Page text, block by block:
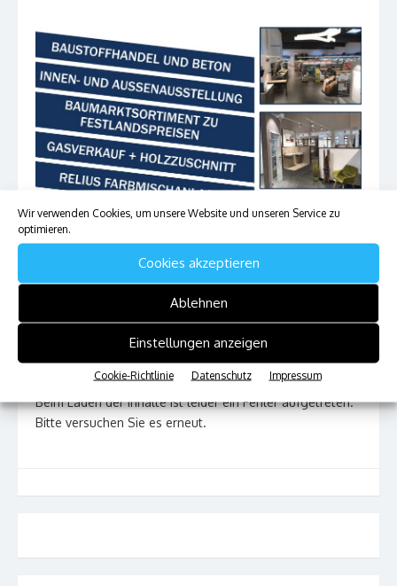
Wir verwenden Cookies, um unsere Website und unseren Service zu
optimieren.
Cookies akzeptieren
Ablehnen
Einstellungen anzeigen
Cookie-Richtlinie Datenschutz Impressum
Beim Laden der Inhalte ist leider ein Fehler aufgetreten.
Bitte versuchen Sie es erneut.